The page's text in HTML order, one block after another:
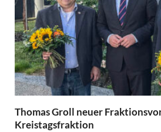
Thomas Groll neuer
Kreistagsfraktion